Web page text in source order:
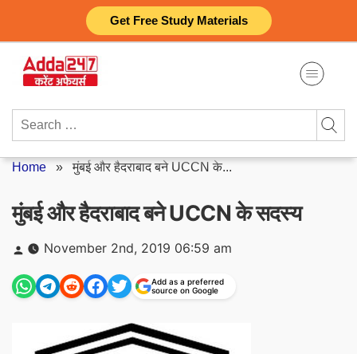
Get Free Study Materials
content
Search
Home »मुंबई और हैदराबाद बने UCCN के...
मुंबई और हैदराबाद बने UCCN के सदस्य
Posted
by
November 2nd, 2019 06:59 am
Add as a preferred
source on Google